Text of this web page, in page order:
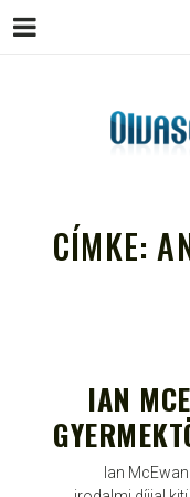
CÍMKE:
IAN
Ian